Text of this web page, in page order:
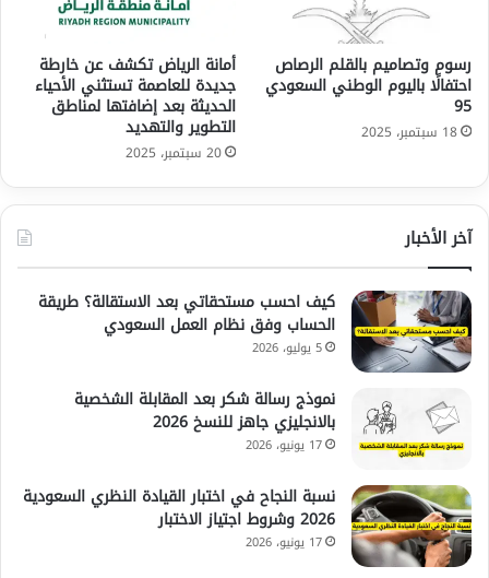
رسوم وتصاميم بالقلم الرصاص
احتفالًا باليوم الوطني السعودي
95
18 سبتمبر، 2025
أمانة الرياض تكشف عن خارطة
جديدة للعاصمة تستثني الأحياء
الحديثة بعد إضافتها لمناطق
التطوير والتهديد
20 سبتمبر، 2025
آخر الأخبار
كيف احسب مستحقاتي بعد الاستقالة؟ طريقة
الحساب وفق نظام العمل السعودي
5 يوليو، 2026
نموذج رسالة شكر بعد المقابلة الشخصية
بالانجليزي جاهز للنسخ 2026
17 يونيو، 2026
نسبة النجاح في اختبار القيادة النظري السعودية
2026 وشروط اجتياز الاختبار
17 يونيو، 2026